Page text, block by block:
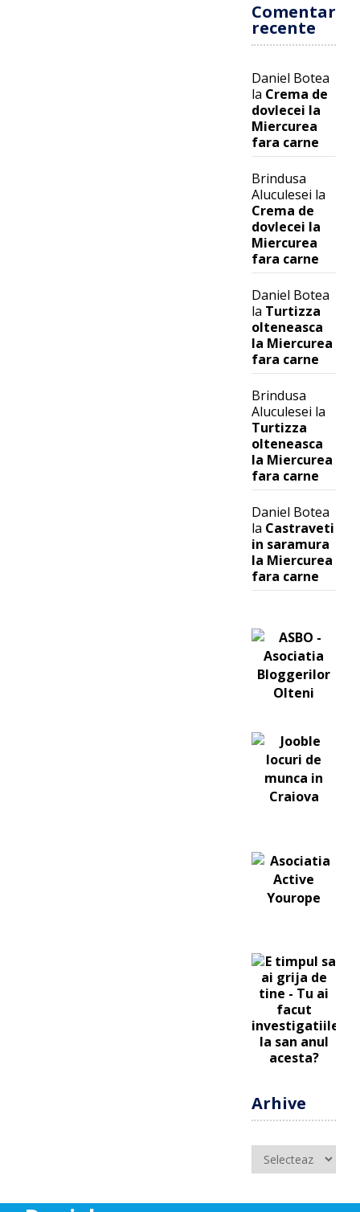
Comentarii
recente
Daniel Botea
la Crema de
dovlecei la
Miercurea
fara carne
Brindusa
Aluculesei la
Crema de
dovlecei la
Miercurea
fara carne
Daniel Botea
la Turtizza
olteneasca
la Miercurea
fara carne
Brindusa
Aluculesei la
Turtizza
olteneasca
la Miercurea
fara carne
Daniel Botea
la Castraveti
in saramura
la Miercurea
fara carne
Arhive
Arhive